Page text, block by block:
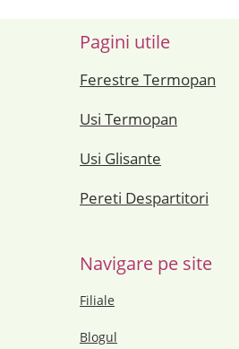
Pagini utile
Ferestre Termopan
Usi Termopan
Usi Glisante
Pereti Despartitori
Navigare pe site
Filiale
Blogul